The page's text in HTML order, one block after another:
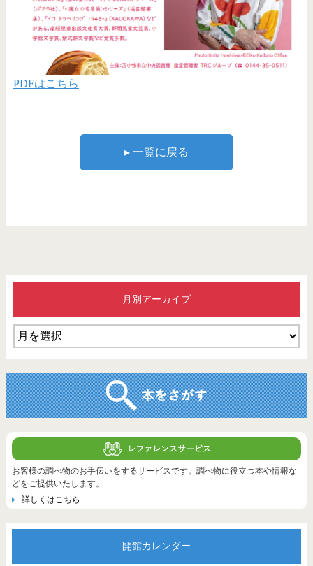
PDFはこちら
▸ 一覧に戻る
月別アーカイブ
お客様の調べ物のお手伝いをするサービスです。調べ物に役立つ本や情報な
どをご提供いたします。
詳しくはこちら
開館カレンダー